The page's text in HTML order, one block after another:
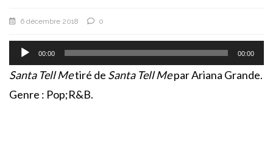
6 décembre 2018 0
Lecteur
audio
00:00 00:00
Santa Tell Metiré de Santa Tell Mepar Ariana Grande.
Genre : Pop;R&B.